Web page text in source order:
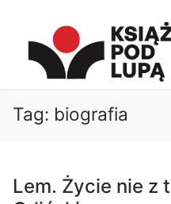
Tag: biografia
Lem. Życie nie z